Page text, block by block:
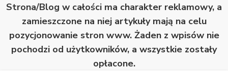
Strona/Blog w całości ma charakter reklamowy, a
zamieszczone na niej artykuły mają na celu
pozycjonowanie stron www. Żaden z wpisów nie
pochodzi od użytkowników, a wszystkie zostały
opłacone.